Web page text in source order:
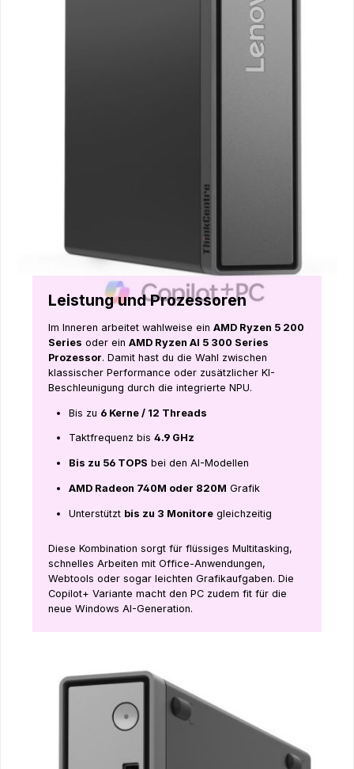
Leistung und Prozessoren
Im Inneren arbeitet wahlweise ein AMD Ryzen 5 200
Series oder ein AMD Ryzen AI 5 300 Series
Prozessor. Damit hast du die Wahl zwischen
klassischer Performance oder zusätzlicher KI-
Beschleunigung durch die integrierte NPU.
Bis zu 6 Kerne / 12 Threads
Taktfrequenz bis 4.9 GHz
Bis zu 56 TOPS bei den AI-Modellen
AMD Radeon 740M oder 820M Grafik
Unterstützt bis zu 3 Monitoregleichzeitig
Diese Kombination sorgt für flüssiges Multitasking,
schnelles Arbeiten mit Office-Anwendungen,
Webtools oder sogar leichten Grafikaufgaben. Die
Copilot+ Variante macht den PC zudem fit für die
neue Windows AI-Generation.